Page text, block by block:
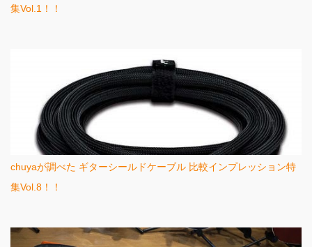
集Vol.1！！
chuyaが調べた ギターシールドケーブル 比較インプレッション特
集Vol.8！！